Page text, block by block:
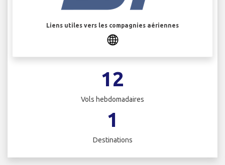
Liens utiles vers les compagnies aériennes
12
Vols hebdomadaires
1
Destinations